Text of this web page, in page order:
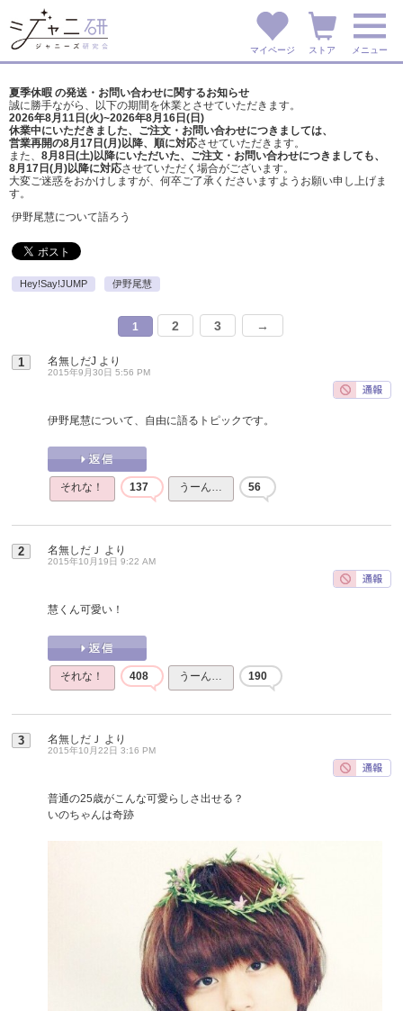
マイページ ストア メニュー
夏季休暇 の発送・お問い合わせに関するお知らせ
誠に勝手ながら、以下の期間を休業とさせていただきます。
2026年8月11日(火)~2026年8月16日(日)
休業中にいただきました、ご注文・お問い合わせにつきましては、
営業再開の8月17日(月)以降、順に対応させていただきます。
また、 8月8日(土)以降にいただいた、ご注文・ お問い合わせにつきましても、
8月17日(月)以降に対応させていただく場合がございます。
大変ご迷惑をおかけしますが、 何卒ご了承くださいますようお願い申し上げま
す。
伊野尾慧について語ろう
Hey!Say!JUMP 伊野尾慧
1 2 3 →
1 名無しだJ より
2015年9月30日 5:56 PM
伊野尾慧について、自由に語るトピックです。
それな！ 137 うーん… 56
2 名無しだＪ より
2015年10月19日 9:22 AM
慧くん可愛い！
それな！ 408 うーん… 190
3 名無しだＪ より
2015年10月22日 3:16 PM
普通の25歳がこんな可愛らしさ出せる？
いのちゃんは奇跡